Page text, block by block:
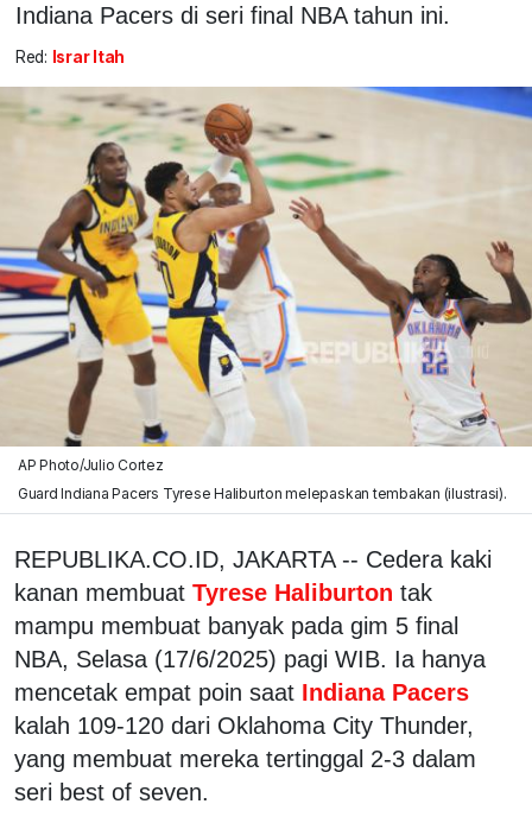
Indiana Pacers di seri final NBA tahun ini.
Red: Israr Itah
AP Photo/Julio Cortez
Guard Indiana Pacers Tyrese Haliburton melepaskan tembakan (ilustrasi).
REPUBLIKA.CO.ID, JAKARTA -- Cedera kaki
kanan membuat Tyrese Haliburton tak
mampu membuat banyak pada gim 5 final
NBA, Selasa (17/6/2025) pagi WIB. Ia hanya
mencetak empat poin saat Indiana Pacers
kalah 109-120 dari Oklahoma City Thunder,
yang membuat mereka tertinggal 2-3 dalam
seri best of seven.